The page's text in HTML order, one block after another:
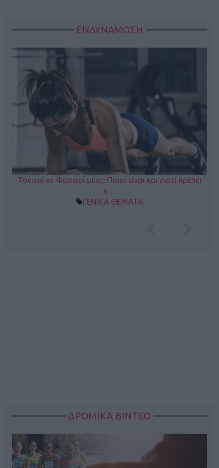
ΕΝΔΥΝΑΜΩΣΗ
Τονικοί vs Φασικοί μύες: Ποιοι είναι και γιατί πρέπει
ν…
ΓΕΝΙΚΑ ΘΕΜΑΤΑ
ΔΡΟΜΙΚΑ ΒΙΝΤΕΟ